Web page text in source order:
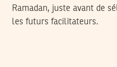
Ramadan, juste avant de
les futurs facilitateurs.